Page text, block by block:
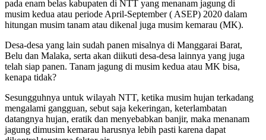
pada enam belas kabupaten di NTT yang menanam jagung di
musim kedua atau periode April-September ( ASEP) 2020 dalam
hitungan musim tanam atau dikenal juga musim kemarau (MK).
Desa-desa yang lain sudah panen misalnya di Manggarai Barat,
Belu dan Malaka, serta akan diikuti desa-desa lainnya yang juga
telah siap panen. Tanam jagung di musim kedua atau MK bisa,
kenapa tidak?
Sesungguhnya untuk wilayah NTT, ketika musim hujan terkadang
mengalami gangguan, sebut saja kekeringan, keterlambatan
datangnya hujan, eratik dan menyebabkan banjir, maka menanam
jagung dimusim kemarau harusnya lebih pasti karena dapat